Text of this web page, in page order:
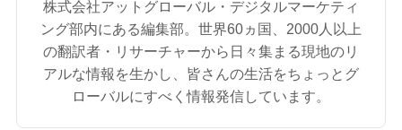
株式会社アットグローバル・デジタルマーケティ
ング部内にある編集部。世界60ヵ国、2000人以上
の翻訳者・リサーチャーから日々集まる現地のリ
アルな情報を生かし、皆さんの生活をちょっとグ
ローバルにすべく情報発信しています。